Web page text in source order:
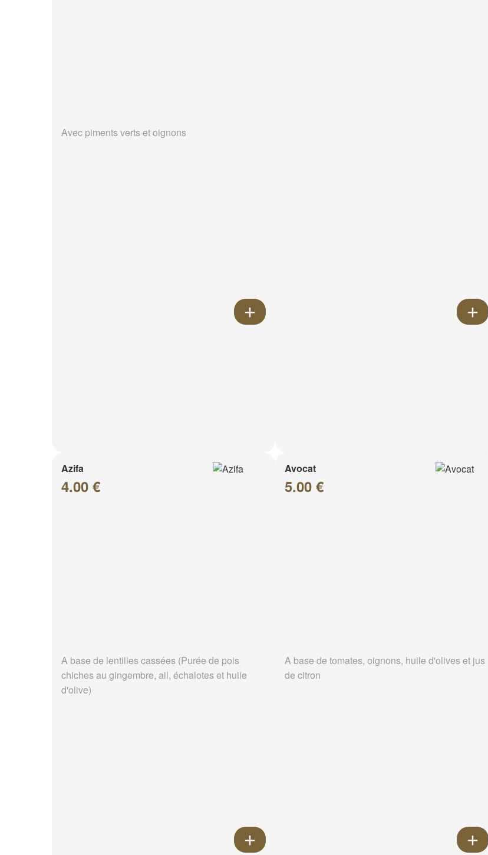
Avec piments verts et oignons
Azifa
4.00 €
A base de lentilles cassées (Purée de pois
chiches au gingembre, ail, échalotes et huile
d'olive)
Avocat
5.00 €
A base de tomates, oignons, huile d'olives et jus
de citron